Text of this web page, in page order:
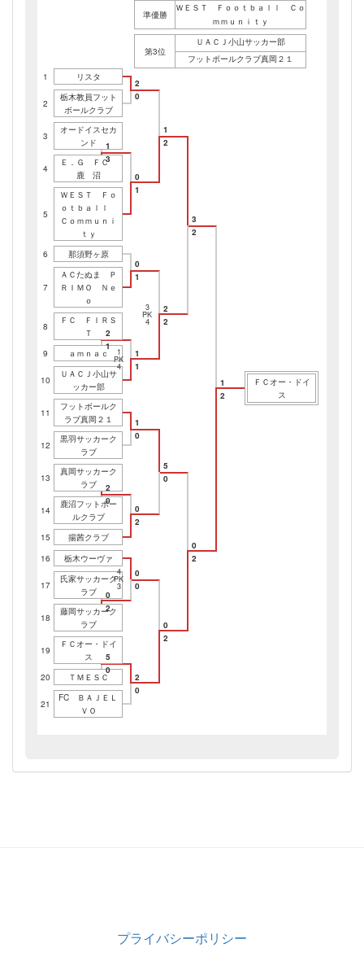
準優勝
ＷＥＳＴ Ｆｏｏｔｂａｌｌ Ｃｏ
ｍｍｕｎｉｔｙ
第3位
ＵＡＣＪ小山サッカー部
フットボールクラブ真岡２１
1
リスタ
2
2
栃木教員フット
ボールクラブ
0
1
3
オードイスセカ
ンド
1
4
Ｅ．Ｇ ＦＣ
鹿 沼
3
0
5
ＷＥＳＴ Ｆｏ
ｏｔｂａｌｌ
Ｃｏｍｍｕｎｉ
ｔｙ
1
2
3
6
那須野ヶ原
0
7
ＡＣたぬま Ｐ
ＲＩＭＯ Ｎｅ
ｏ
1
2
PK
3
8
ＦＣ ＦＩＲＳ
Ｔ
2
9
ａｍｎａｃ
1
1
PK
1
10
ＵＡＣＪ小山サ
ッカー部
1
4
2
4
2
1
11
フットボールク
ラブ真岡２１
1
12
黒羽サッカーク
ラブ
0
5
13
真岡サッカーク
ラブ
2
14
鹿沼フットボー
ルクラブ
0
0
15 揚茜クラブ
2
0
0
16
栃木ウーヴァ
0
PK
4
17
氏家サッカーク
ラブ
0
18
藤岡サッカーク
ラブ
2
0
3
0
19
ＦＣオー・ドイ
ス
5
20
ＴＭＥＳＣ
0
2
21
FC ＢＡＪＥＬ
ＶＯ
0
2
2
2
ＦＣオー・ドイ
ス
プライバシーポリシー